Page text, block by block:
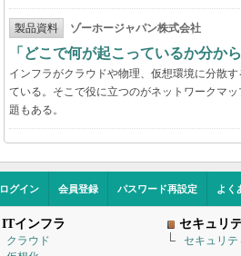
製品資料 ゾーホージャパン株式会社
「どこで何が起こっているか分
インフラがクラウドや物理、仮想環境に分散
ている。そこで役に立つのがネットワークマ
題もある。
ログイン 会員登録 パスワード再設定 よく
ITインフラ
クラウド
セキュリ
セキュリテ